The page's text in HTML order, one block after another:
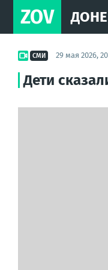
ZOV
СМИ 29 мая 2026,
Дети